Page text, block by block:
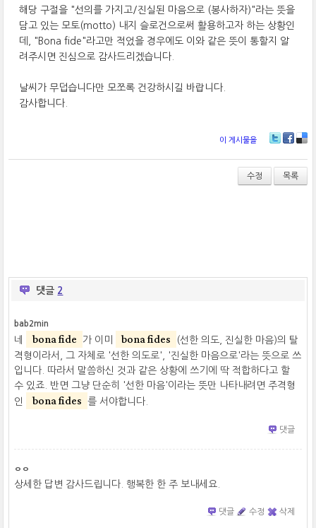
해당 구절을 "선의를 가지고/진실된 마음으로 (봉사하자)"라는 뜻을
담고 있는 모토(motto) 내지 슬로건으로써 활용하고자 하는 상황인
데, "Bona fide"라고만 적었을 경우에도 이와 같은 뜻이 통할지 알
려주시면 진심으로 감사드리겠습니다.
날씨가 무덥습니다만 모쪼록 건강하시길 바랍니다.
감사합니다.
이 게시물을
wi
er
ce
bo
ok
lici
ou
s
수정 목록
댓글 2
bab2min
네 bona fide 가 이미 bona fides
(선한 의도, 진실한 마음)의 탈
격형이라서, 그 자체로 '선한 의도로', '진실한 마음으로'라는 뜻으로 쓰
입니다. 따라서 말씀하신 것과 같은 상황에 쓰기에 딱 적합하다고 할
수 있죠. 반면 그냥 단순히 '선한 마음'이라는 뜻만 나타내려면 주격형
인
bona fides 를 서야합니다.
댓글
ㅇㅇ
상세한 답변 감사드립니다. 행복한 한 주 보내세요.
댓글 수정 삭제